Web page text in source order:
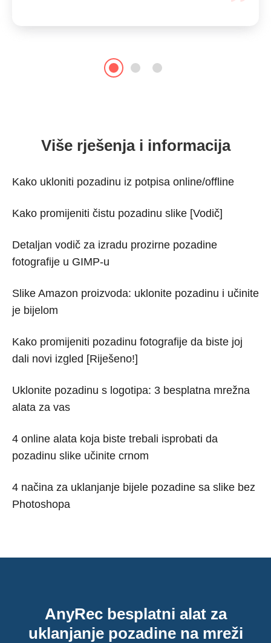
Više rješenja i informacija
Kako ukloniti pozadinu iz potpisa online/offline
Kako promijeniti čistu pozadinu slike [Vodič]
Detaljan vodič za izradu prozirne pozadine
fotografije u GIMP-u
Slike Amazon proizvoda: uklonite pozadinu i učinite
je bijelom
Kako promijeniti pozadinu fotografije da biste joj
dali novi izgled [Riješeno!]
Uklonite pozadinu s logotipa: 3 besplatna mrežna
alata za vas
4 online alata koja biste trebali isprobati da
pozadinu slike učinite crnom
4 načina za uklanjanje bijele pozadine sa slike bez
Photoshopa
AnyRec besplatni alat za
uklanjanje pozadine na mreži